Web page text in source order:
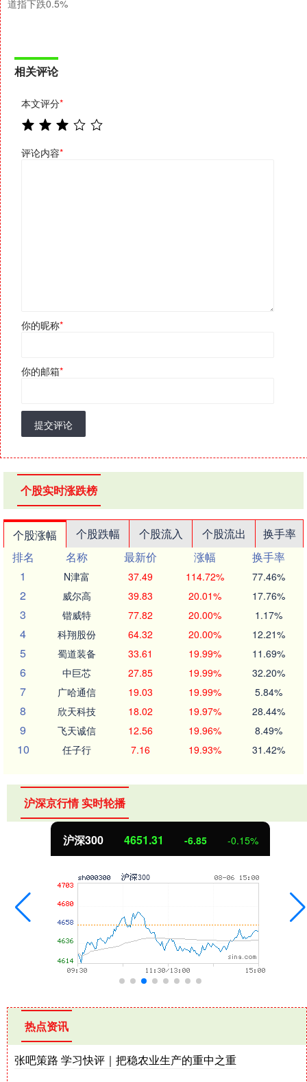
道指下跌0.5%
相关评论
本文评分*
评论内容*
你的昵称*
你的邮箱*
提交评论
个股实时涨跌榜
个股涨幅 个股跌幅 个股流入 个股流出
换手率
排名
名称 最新价 涨幅
换手率
1
N津富 37.49 114.72% 77.46%
2 威尔高 39.83 20.01% 17.76%
3 锴威特 77.82 20.00% 1.17%
4 科翔股份 64.32 20.00% 12.21%
5 蜀道装备 33.61 19.99% 11.69%
6 中巨芯 27.85 19.99% 32.20%
7 广哈通信 19.03 19.99% 5.84%
8 欣天科技 18.02 19.97% 28.44%
9 飞天诚信 12.56 19.96% 8.49%
10 任子行 7.16 19.93% 31.42%
沪深京行情 实时轮播
北证50 1122.88 3.42 0.30%
热点资讯
张吧策路 学习快评｜把稳农业生产的重中之重